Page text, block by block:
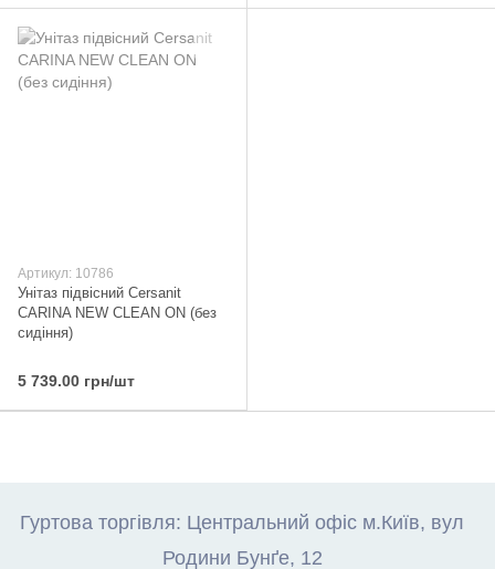
Артикул: 10786
Унітаз підвісний Cersanit
CARINA NEW CLEAN ON (без
сидіння)
5 739.00 грн/шт
Гуртова торгівля: Центральний офіс м.Київ, вул
Родини Бунґе, 12